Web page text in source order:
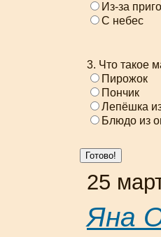
Из-за
С небес
3. Что такое
Пирожок
Пончик
Лепёшка
Блюдо из
25
Яна